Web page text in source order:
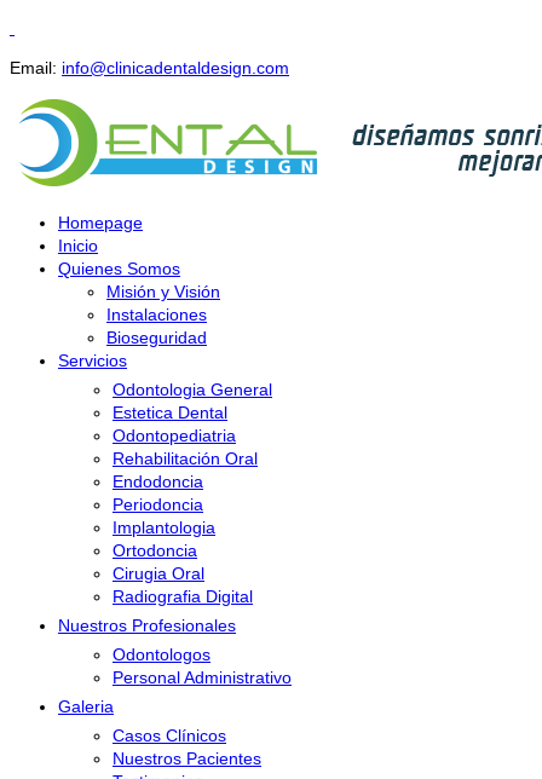
Email: info@clinicadentaldesign.com
Homepage
Inicio
Quienes Somos
Misión y Visión
Instalaciones
Bioseguridad
Servicios
Odontologia General
Estetica Dental
Odontopediatria
Rehabilitación Oral
Endodoncia
Periodoncia
Implantologia
Ortodoncia
Cirugia Oral
Radiografia Digital
Nuestros Profesionales
Odontologos
Personal Administrativo
Galeria
Casos Clínicos
Nuestros Pacientes